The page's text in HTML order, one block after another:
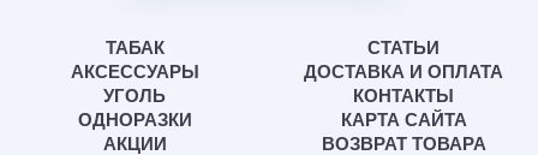
ТАБАК
АКСЕССУАРЫ
УГОЛЬ
ОДНОРАЗКИ
АКЦИИ
СТАТЬИ
ДОСТАВКА И ОПЛАТА
КОНТАКТЫ
КАРТА САЙТА
ВОЗВРАТ ТОВАРА